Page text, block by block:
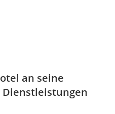
an seine